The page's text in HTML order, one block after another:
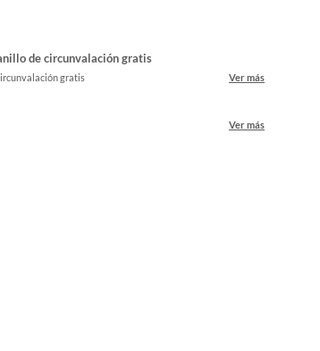
de circunvalación gratis
gratis Ver más
Ver más